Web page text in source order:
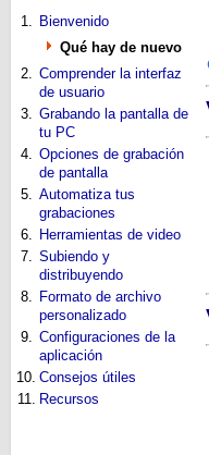
1. Bienvenido
Qué hay de nuevo
2. Comprender la interfaz
de usuario
3. Grabando la pantalla de
tu PC
4. Opciones de grabación
de pantalla
5. Automatiza tus
grabaciones
6. Herramientas de video
7. Subiendo y
distribuyendo
8. Formato de archivo
personalizado
9. Configuraciones de la
aplicación
10. Consejos útiles
11. Recursos